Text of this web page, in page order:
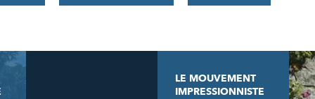
LE MOUVEMENT
IMPRESSIONNISTE